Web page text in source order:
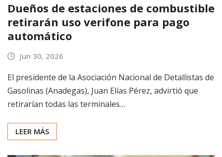
Dueños de estaciones de combustible
retirarán uso verifone para pago
automático
Jun 30, 2026
El presidente de la Asociación Nacional de Detallistas de
Gasolinas (Anadegas), Juan Elías Pérez, advirtió que
retirarían todas las terminales…
LEER MÁS